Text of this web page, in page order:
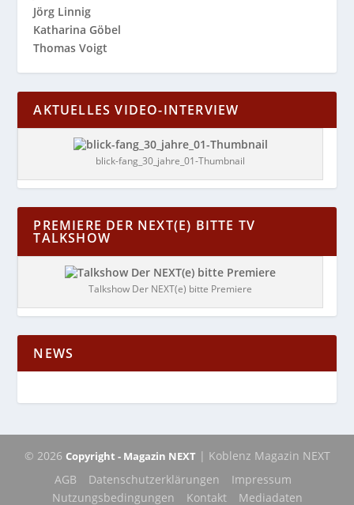
Jörg Linnig
Katharina Göbel
Thomas Voigt
AKTUELLES VIDEO-INTERVIEW
blick-fang_30_jahre_01-Thumbnail
PREMIERE DER NEXT(E) BITTE TV
TALKSHOW
Talkshow Der NEXT(e) bitte Premiere
NEWS
© 2026 Copyright - Magazin NEXT| Koblenz Magazin NEXT
AGB
Datenschutzerklärungen
Impressum
Nutzungsbedingungen
Kontakt Mediadaten